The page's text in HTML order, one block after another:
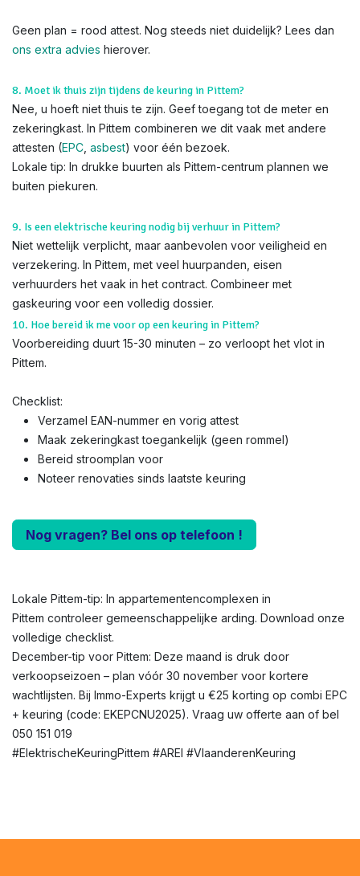
Geen plan = rood attest. Nog steeds niet duidelijk? Lees dan
ons extra advies hierover.
8. Moet ik thuis zijn tijdens de keuring in Pittem?
Nee, u hoeft niet thuis te zijn. Geef toegang tot de meter en
zekeringkast. In Pittem combineren we dit vaak met andere
attesten (EPC asbest) voor één bezoek.
Lokale tip: In drukke buurten als Pittem-centrum plannen we
buiten piekuren.
9. Is een elektrische keuring nodig bij verhuur in Pittem?
Niet wettelijk verplicht, maar aanbevolen voor veiligheid en
verzekering. In Pittem, met veel huurpanden, eisen
verhuurders het vaak in het contract. Combineer met
gaskeuring voor een volledig dossier.
10. Hoe bereid ik me voor op een keuring in Pittem?
Voorbereiding duurt 15-30 minuten – zo verloopt het vlot in
Pittem.
Checklist:
Verzamel EAN-nummer en vorig attest
Maak zekeringkast toegankelijk (geen rommel)
Bereid stroomplan voor
Noteer renovaties sinds laatste keuring
Nog vragen? Bel ons op telefoon !
Lokale Pittem-tip: In appartementencomplexen in
Pittem controleer gemeenschappelijke arding. Download onze
volledige checklist.
December-tip voor Pittem: Deze maand is druk door
verkoopseizoen – plan vóór 30 november voor kortere
wachtlijsten. Bij Immo-Experts krijgt u €25 korting op combi EPC
+ keuring (code: EKEPCNU2025). Vraag uw offerte aan of bel
050 151 019
#ElektrischeKeuringPittem #AREI #VlaanderenKeuring